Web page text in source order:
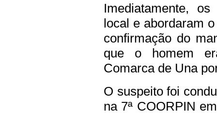
Imediatamente,
local e abordaram
confirmação do
que o homem
Comarca de Una
O suspeito foi
na 7ª COORPIN